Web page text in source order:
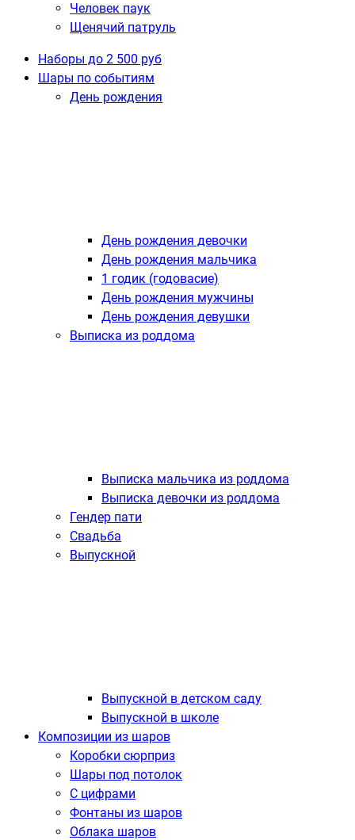
Человек паук
Щенячий патруль
Наборы до 2 500 руб
Шары по событиям
День рождения
День рождения девочки
День рождения мальчика
1 годик (годовасие)
День рождения мужчины
День рождения девушки
Выписка из роддома
Выписка мальчика из роддома
Выписка девочки из роддома
Гендер пати
Свадьба
Выпускной
Выпускной в детском саду
Выпускной в школе
Композиции из шаров
Коробки сюрприз
Шары под потолок
С цифрами
Фонтаны из шаров
Облака шаров